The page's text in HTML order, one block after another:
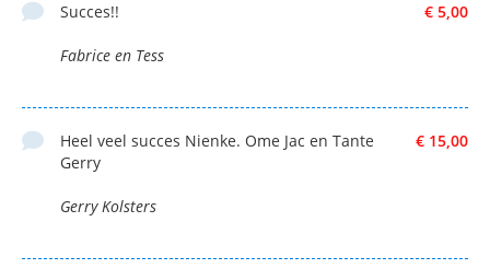
€ 5,00
Succes!!
Fabrice en Tess
€ 15,00
Heel veel succes Nienke. Ome Jac en Tante
Gerry
Gerry Kolsters